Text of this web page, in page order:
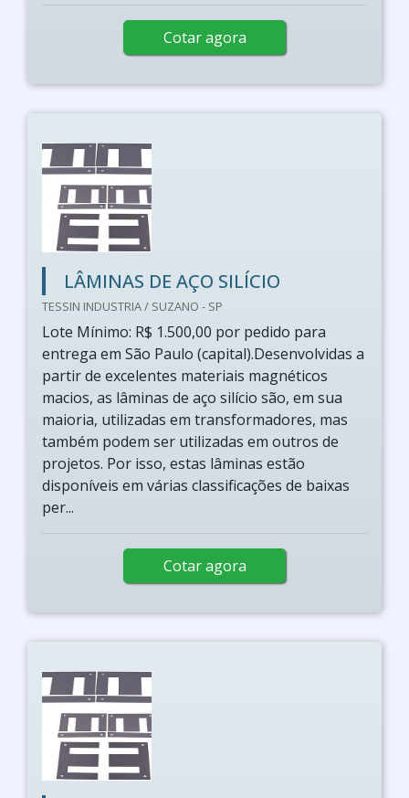
Cotar agora
LÂMINAS DE AÇO SILÍCIO
TESSIN INDUSTRIA / SUZANO - SP
Lote Mínimo: R$ 1.500,00 por pedido para
entrega em São Paulo (capital).Desenvolvidas a
partir de excelentes materiais magnéticos
macios, as lâminas de aço silício são, em sua
maioria, utilizadas em transformadores, mas
também podem ser utilizadas em outros de
projetos. Por isso, estas lâminas estão
disponíveis em várias classificações de baixas
per...
Cotar agora